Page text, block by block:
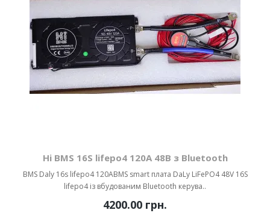
Hi BMS 16S lifepo4 120A 48В з Bluetooth
BMS Daly 16s lifepo4 120ABMS smart плата DaLy LiFePO4 48V 16S
lifepo4 із вбудованим Bluetooth керува..
4200.00 грн.